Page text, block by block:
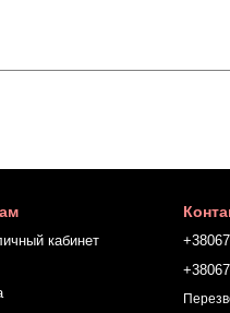
кабинет